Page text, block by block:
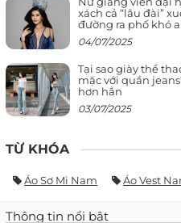
xách cả “lâu đài”
đường ra phố khó
04/07/2025
Tại sao giày thể
mặc với quần
hơn hẳn
03/07/2025
TỪ KHÓA
Áo Sơ Mi Nam Áo Vest
Thông tin nổi bật